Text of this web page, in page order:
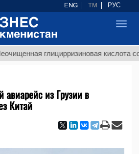
глицирризиновая кислота
авиарейс из Грузии в
Китай
ENG TM РУС